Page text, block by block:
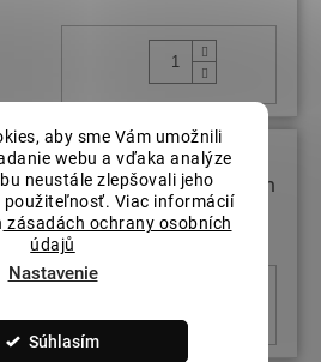
aby sme Vám umožnili
webu a vďaka analýze
neustále zlepšovali jeho
použiteľnosť. Viac informácií
zásadách ochrany osobních
údajů
Nastavenie
Súhlasím
Žltá, Dĺžka retiazky: 42 cm